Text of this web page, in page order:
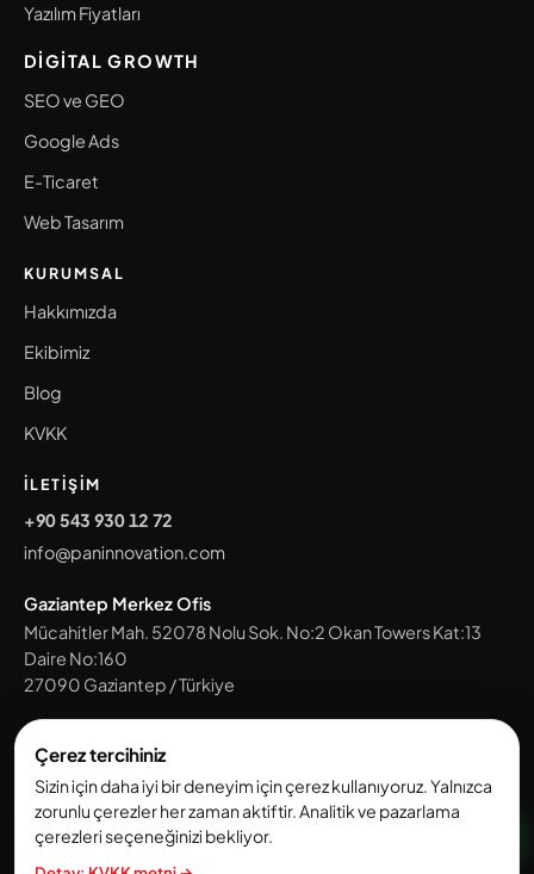
Yazılım Fiyatları
DIGITAL GROWTH
SEO ve GEO
Google Ads
E-Ticaret
Web Tasarım
KURUMSAL
Hakkımızda
Ekibimiz
Blog
KVKK
İLETIŞIM
+90 543 930 12 72
info@paninnovation.com
Gaziantep Merkez Ofis
Mücahitler Mah. 52078 Nolu Sok. No:2 Okan Towers Kat:13
Daire No:160
27090 Gaziantep /Türkiye
Tüm ofislerimizi gör →
© 2026 Pan Innovation House. Tüm hakları saklıdır.
KVKK ve Aydınlatma Metni ·Çerez Politikası
Çerez tercihiniz
Sizin için daha iyi bir deneyim için çerez kullanıyoruz. Yalnızca
zorunlu çerezler her zaman aktiftir. Analitik ve pazarlama
çerezleri seçeneğinizi bekliyor.